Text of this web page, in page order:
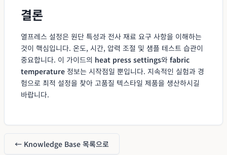
결론
열프레스 설정은 원단 특성과 전사 재료 요구 사항을 이해하는
것이 핵심입니다. 온도, 시간, 압력 조절 및 샘플 테스트 습관이
중요합니다. 이 가이드의 heat press settings와 fabric
temperature 정보는 시작점일 뿐입니다. 지속적인 실험과 경
험으로 최적 설정을 찾아 고품질 텍스타일 제품을 생산하시길
바랍니다.
← Knowledge Base 목록으로